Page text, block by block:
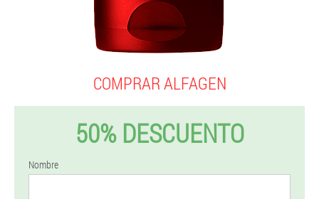
COMPRAR ALFAGEN
50% DESCUENTO
Nombre